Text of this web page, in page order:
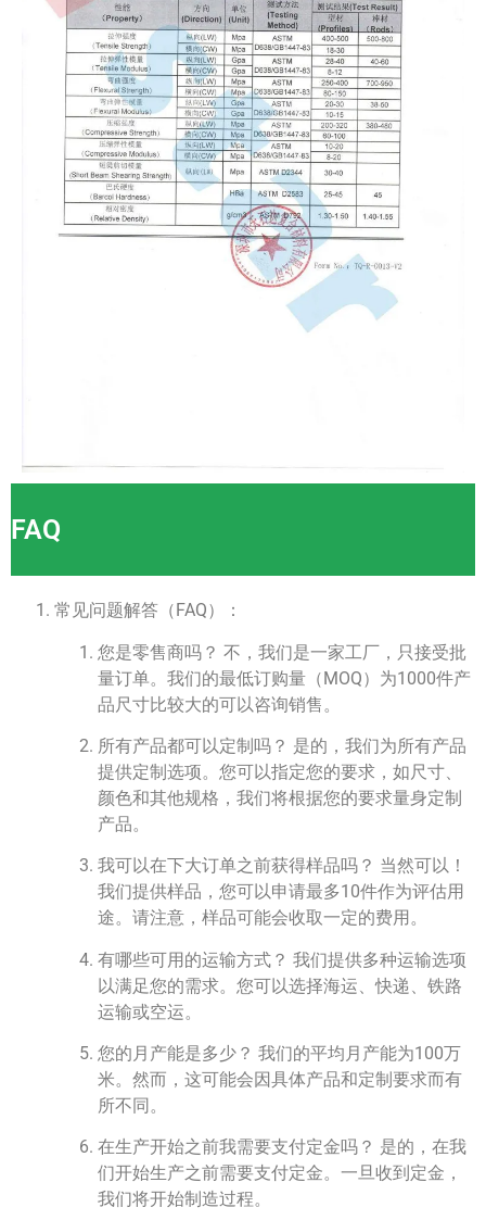
FAQ
常见问题解答（FAQ）：
您是零售商吗？ 不，我们是一家工厂，只接受批
量订单。我们的最低订购量（MOQ）为1000件产
品尺寸比较大的可以咨询销售。
所有产品都可以定制吗？ 是的，我们为所有产品
提供定制选项。您可以指定您的要求，如尺寸、
颜色和其他规格，我们将根据您的要求量身定制
产品。
我可以在下大订单之前获得样品吗？ 当然可以！
我们提供样品，您可以申请最多10件作为评估用
途。请注意，样品可能会收取一定的费用。
有哪些可用的运输方式？ 我们提供多种运输选项
以满足您的需求。您可以选择海运、快递、铁路
运输或空运。
您的月产能是多少？ 我们的平均月产能为100万
米。然而，这可能会因具体产品和定制要求而有
所不同。
在生产开始之前我需要支付定金吗？ 是的，在我
们开始生产之前需要支付定金。一旦收到定金，
我们将开始制造过程。